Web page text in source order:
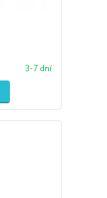
3-7 dní